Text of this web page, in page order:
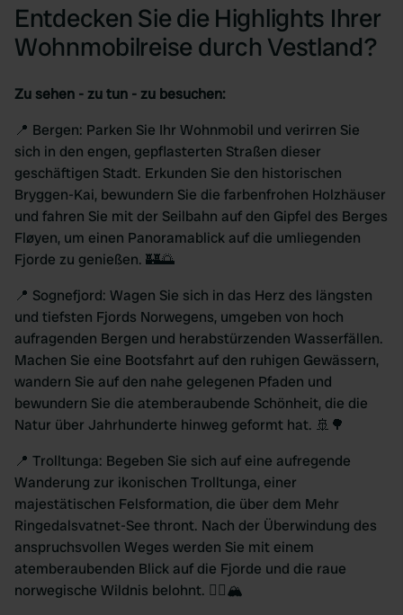
Entdecken Sie die Highlights Ihrer
Wohnmobilreise durch Vestland?
Zu sehen - zu tun - zu besuchen:
📍 Bergen: Parken Sie Ihr Wohnmobil und verirren Sie
sich in den engen, gepflasterten Straßen dieser
geschäftigen Stadt. Erkunden Sie den historischen
Bryggen-Kai, bewundern Sie die farbenfrohen Holzhäuser
und fahren Sie mit der Seilbahn auf den Gipfel des Berges
Fløyen, um einen Panoramablick auf die umliegenden
Fjorde zu genießen. 🏰🌅
📍 Sognefjord: Wagen Sie sich in das Herz des längsten
und tiefsten Fjords Norwegens, umgeben von hoch
aufragenden Bergen und herabstürzenden Wasserfällen.
Machen Sie eine Bootsfahrt auf den ruhigen Gewässern,
wandern Sie auf den nahe gelegenen Pfaden und
bewundern Sie die atemberaubende Schönheit, die die
Natur über Jahrhunderte hinweg geformt hat. 🚢🌳
📍 Trolltunga: Begeben Sie sich auf eine aufregende
Wanderung zur ikonischen Trolltunga, einer
majestätischen Felsformation, die über dem Mehr
Ringedalsvatnet-See thront. Nach der Überwindung des
anspruchsvollen Weges werden Sie mit einem
atemberaubenden Blick auf die Fjorde und die raue
norwegische Wildnis belohnt. 🚶‍♀️🏔️